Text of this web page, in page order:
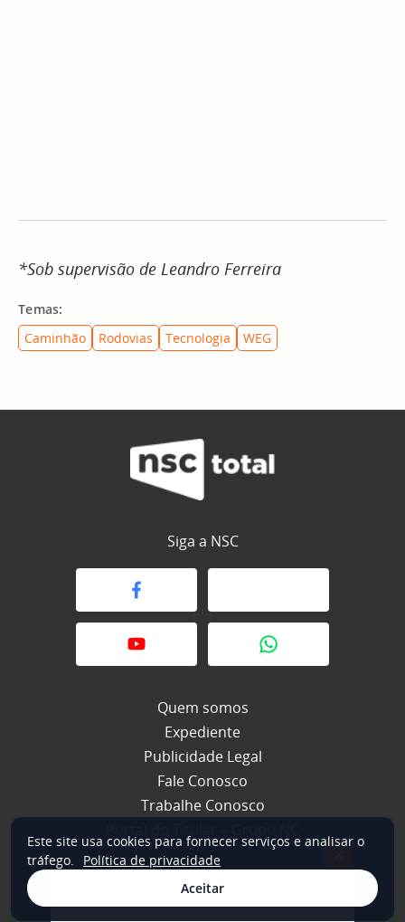
*Sob supervisão de Leandro Ferreira
Temas:
Caminhão
Rodovias Tecnologia WEG
Siga a NSC
Quem somos
Expediente
Publicidade Legal
Fale Conosco
Trabalhe Conosco
© 2026 NSC Total. Todos os direitos reservados.
Este site usa cookies para fornecer serviços e analisar o
tráfego.
Política de privacidade
Aceitar